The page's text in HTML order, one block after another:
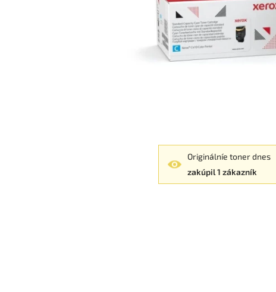
Originálníe toner dnes
zakúpil 1 zákazník